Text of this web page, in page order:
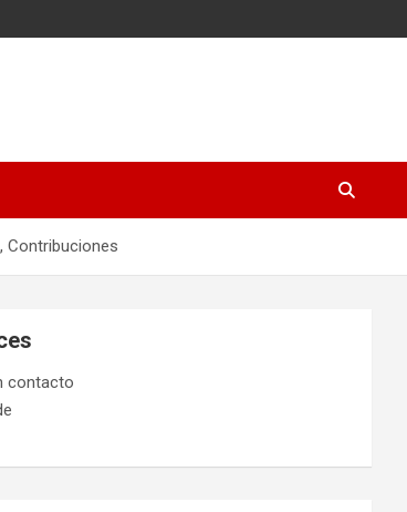
Contribuciones
contacto